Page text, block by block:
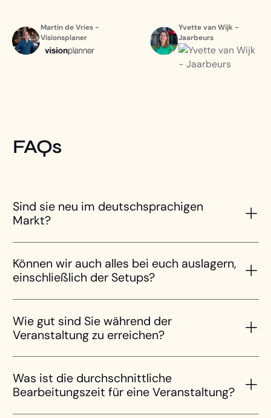
Martin de Vries -
Visionsplaner
Yvette van Wijk -
Jaarbeurs
FAQs
Sind sie neu im deutschsprachigen
Markt?
Können wir auch alles bei euch auslagern,
einschließlich der Setups?
Wie gut sind Sie während der
Veranstaltung zu erreichen?
Was ist die durchschnittliche
Bearbeitungszeit für eine Veranstaltung?